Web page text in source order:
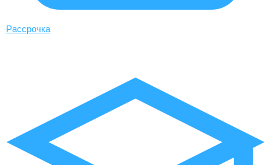
Рассрочка